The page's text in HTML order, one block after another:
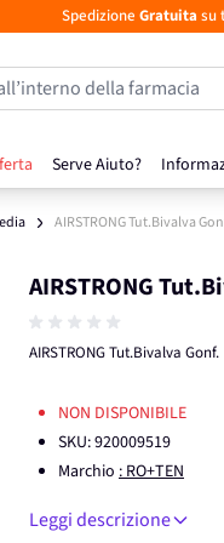
Spedizione Gratuita su
Serve Aiuto?
della farmacia
AIRSTRONG Tut.Bivalva
AIRSTRONG
AIRSTRONG Tut.Bivalva Gonf.
NON DISPONIBILE
SKU:920009519
Marchio : RO+TEN
Leggi descrizione